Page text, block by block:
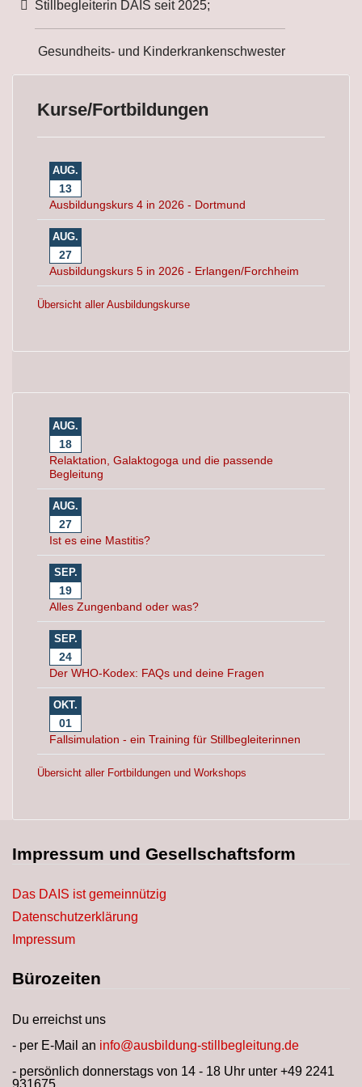
Weitere Informationen
Stillbegleiterin DAIS seit 2025;
Gesundheits- und Kinderkrankenschwester
Kurse/Fortbildungen
AUG.
13
Ausbildungskurs 4 in 2026 - Dortmund
AUG.
27
Ausbildungskurs 5 in 2026 - Erlangen/Forchheim
Übersicht aller Ausbildungskurse
AUG.
18
Relaktation, Galaktogoga und die passende
Begleitung
AUG.
27
Ist es eine Mastitis?
SEP.
19
Alles Zungenband oder was?
SEP.
24
Der WHO-Kodex: FAQs und deine Fragen
OKT.
01
Fallsimulation - ein Training für Stillbegleiterinnen
Übersicht aller Fortbildungen und Workshops
Impressum und Gesellschaftsform
Das DAIS ist gemeinnützig
Datenschutzerklärung
Impressum
Bürozeiten
Du erreichst uns
- per E-Mail an info@ausbildung-stillbegleitung.de
- persönlich donnerstags von 14 - 18 Uhr unter +49 2241
931675.